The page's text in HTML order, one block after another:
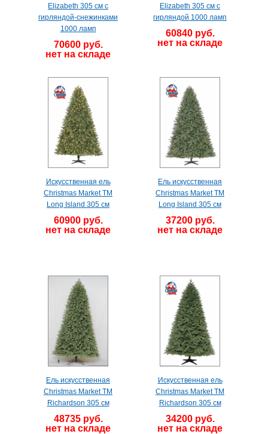
Elizabeth 305 см с
гирляндой-снежинками
1000 ламп
70600 руб.
нет на складе
Elizabeth 305 см с
гирляндой 1000 ламп
60840 руб.
нет на складе
Искусственная ель
Christmas Market TM
Long Island 305 cм
60900 руб.
нет на складе
Ель искусственная
Christmas Market TM
Long Island 305 см
37200 руб.
нет на складе
Ель искусственная
Christmas Market ТМ
Richardson 305 см
48735 руб.
нет на складе
Искусственная ель
Christmas Market TM
Richardson 305 см
34200 руб.
нет на складе